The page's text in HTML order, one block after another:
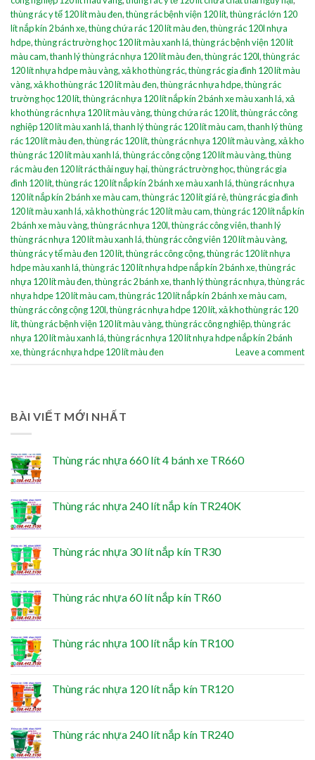
thùng rác y tế 120 lít màu đen,thùng rác bệnh viện 120 lít,thùng rác lớn 120
lít nắp kín 2 bánh xe,thùng chứa rác 120 lít màu đen,thùng rác 120l nhựa
hdpe,thùng rác trường học 120 lít màu xanh lá,thùng rác bệnh viện 120 lít
màu cam,thanh lý thùng rác nhựa 120 lít màu đen,thùng rác 120l,thùng rác
120 lít nhựa hdpe màu vàng,xả kho thùng rác,thùng rác gia đình 120 lít màu
vàng,xả kho thùng rác 120 lít màu đen,thùng rác nhựa hdpe,thùng rác
trường học 120 lít,thùng rác nhựa 120 lít nắp kín 2 bánh xe màu xanh lá,xả
kho thùng rác nhựa 120 lít màu vàng,thùng chứa rác 120 lít,thùng rác công
nghiệp 120 lít màu xanh lá,thanh lý thùng rác 120 lít màu cam,thanh lý thùng
rác 120 lít màu đen,thùng rác 120 lít,thùng rác nhựa 120 lít màu vàng,xả kho
thùng rác 120 lít màu xanh lá,thùng rác công cộng 120 lít màu vàng,thùng
rác màu đen 120 lít rác thải nguy hại,thùng rác trường học,thùng rác gia
đình 120 lít,thùng rác 120 lít nắp kín 2 bánh xe màu xanh lá,thùng rác nhựa
120 lít nắp kín 2 bánh xe màu cam,thùng rác 120 lít giá rẻ,thùng rác gia đình
120 lít màu xanh lá,xả kho thùng rác 120 lít màu cam,thùng rác 120 lít nắp kín
2 bánh xe màu vàng,thùng rác nhựa 120l,thùng rác công viên,thanh lý
thùng rác nhựa 120 lít màu xanh lá,thùng rác công viên 120 lít màu vàng,
thùng rác y tế màu đen 120 lít,thùng rác công cộng,thùng rác 120 lít nhựa
hdpe màu xanh lá,thùng rác 120 lít nhựa hdpe nắp kín 2 bánh xe,thùng rác
nhựa 120 lít màu đen,thùng rác 2 bánh xe,thanh lý thùng rác nhựa,thùng rác
nhựa hdpe 120 lít màu cam,thùng rác 120 lít nắp kín 2 bánh xe màu cam,
thùng rác công cộng 120l,thùng rác nhựa hdpe 120 lít,xả kho thùng rác 120
lít,thùng rác bệnh viện 120 lít màu vàng,thùng rác công nghiệp,thùng rác
nhựa 120 lít màu xanh lá,thùng rác nhựa 120 lít nhựa hdpe nắp kín 2 bánh
xe,thùng rác nhựa hdpe 120 lít màu đen Leave a comment
BÀI VIẾT MỚI NHẤT
Thùng rác nhựa 660 lít 4 bánh xe TR660
Thùng rác nhựa 240 lít nắp kín TR240K
Thùng rác nhựa 30 lít nắp kín TR30
Thùng rác nhựa 60 lít nắp kín TR60
Thùng rác nhựa 100 lít nắp kín TR100
Thùng rác nhựa 120 lít nắp kín TR120
Thùng rác nhựa 240 lít nắp kín TR240